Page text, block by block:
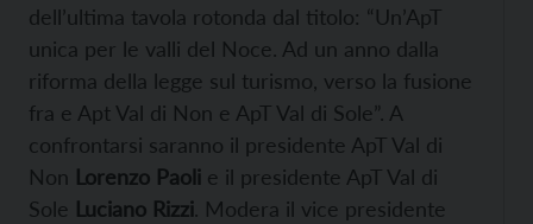
dell’ultima tavola rotonda dal titolo: “Un’ApT
unica per le valli del Noce. Ad un anno dalla
riforma della legge sul turismo, verso la fusione
fra e Apt Val di Non e ApT Val di Sole”. A
confrontarsi saranno il presidente ApT Val di
Non Lorenzo Paoli e il presidente ApT Val di
Sole Luciano Rizzi. Modera il vice presidente